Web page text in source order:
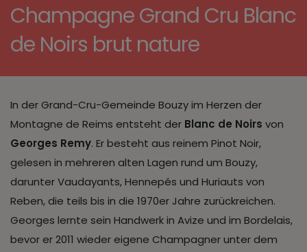
Champagne Grand Cru Blanc
de Noirs brut nature
In der Grand-Cru-Gemeinde Bouzy im Herzen der
Montagne de Reims entsteht der Blanc de Noirs von
Georges Remy. Er besteht aus reinem Pinot Noir,
gelesen in mehreren alten Lagen rund um Bouzy,
darunter Vaudayants, Hennepés und Huriauts von
Reben, die teils bis in die 1970er Jahre zurückreichen.
Georges lernte sein Handwerk in Avize und im Bordelais,
bevor er 2011 wieder eigene Champagner unter dem